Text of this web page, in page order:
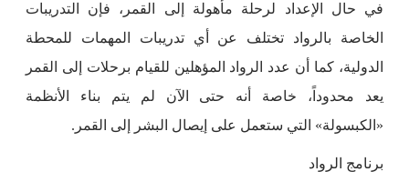
في حال الإعداد لرحلة مأهولة إلى القمر، فإن التدريبات
الخاصة بالرواد تختلف عن أي تدريبات المهمات للمحطة
الدولية، كما أن عدد الرواد المؤهلين للقيام برحلات إلى القمر
يعد محدوداً، خاصة أنه حتى الآن لم يتم بناء الأنظمة
«الكبسولة» التي ستعمل على إيصال البشر إلى القمر.
برنامج الرواد